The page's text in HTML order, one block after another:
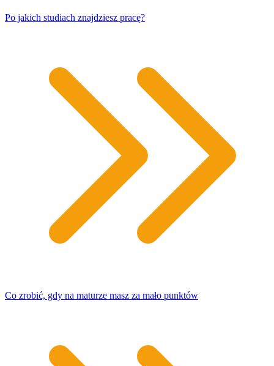
Po jakich studiach znajdziesz pracę?
Co zrobić, gdy na maturze masz za mało punktów